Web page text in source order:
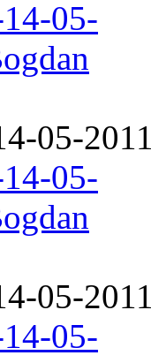
05-2011
05-2011